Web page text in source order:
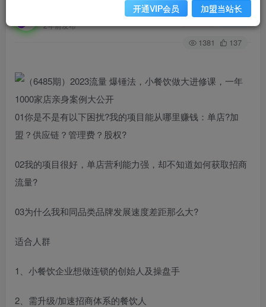
2年前发布
关注 私信
1381 137
01你是不是有以下困扰?我的项目能从哪里赚钱：单店?加
盟？供应链？管理费？股权?
02我的项目很好，单店营利能力强，却不知道如何获取招商
流量?
03为什么我和同品类品牌发展速度差距那么大?
适合人群
1、小餐饮企业想做连锁的创始人及操盘手
2、需升级/加速招商体系的餐饮人
开通VIP会员 加盟当站长